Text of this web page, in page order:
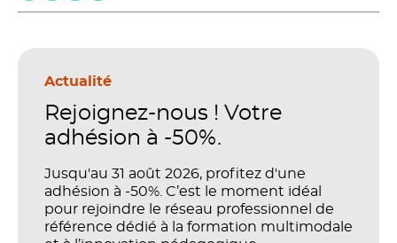
Actualité
Rejoignez-nous ! Votre
adhésion à -50%.
Jusqu'au 31 août 2026, profitez d'une
adhésion à -50%. C’est le moment idéal
pour rejoindre le réseau professionnel de
référence dédié à la formation multimodale